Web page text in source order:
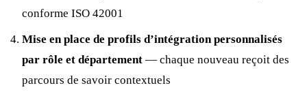
conforme ISO 42001
Mise en place de profils d’intégration personnalisés
par rôle et département — chaque nouveau reçoit des
parcours de savoir contextuels